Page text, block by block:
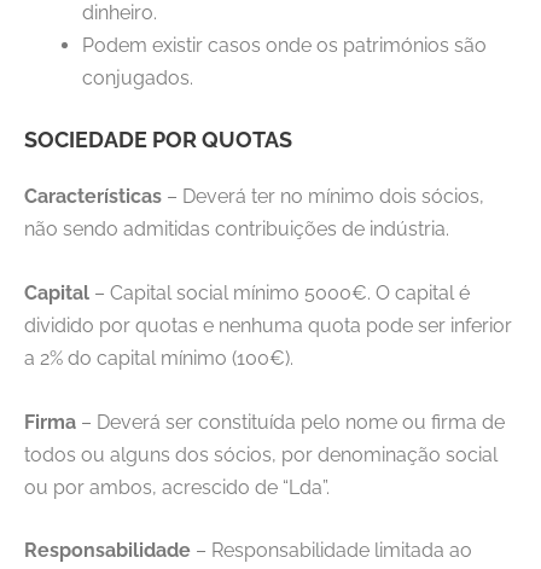
dinheiro.
Podem existir casos onde os patrimónios são
conjugados.
SOCIEDADE POR QUOTAS
Características – Deverá ter no mínimo dois sócios,
não sendo admitidas contribuições de indústria.
Capital – Capital social mínimo 5000€. O capital é
dividido por quotas e nenhuma quota pode ser inferior
a 2% do capital mínimo (100€).
Firma – Deverá ser constituída pelo nome ou firma de
todos ou alguns dos sócios, por denominação social
ou por ambos, acrescido de “Lda”.
Responsabilidade – Responsabilidade limitada ao